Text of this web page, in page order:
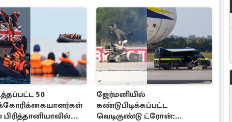
50
ஜேர்மனியில்
கண்டுபிடிக்கப்பட்ட
வெடிகுண்டு ட்ரோன்: